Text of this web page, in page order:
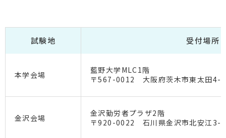
試験地 受付場所
本学会場
藍野大学MLC1階
〒567-0012 大阪府茨木市東太田4-
金沢会場
金沢勤労者プラザ2階
〒920-0022 石川県金沢市北安江3-